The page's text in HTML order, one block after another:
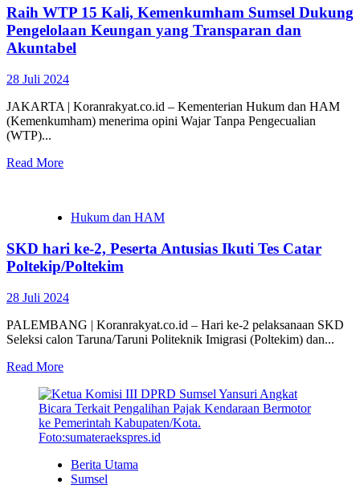
Raih WTP 15 Kali, Kemenkumham Sumsel Dukung
Pengelolaan Keungan yang Transparan dan
Akuntabel
28 Juli 2024
JAKARTA | Koranrakyat.co.id – Kementerian Hukum dan HAM
(Kemenkumham) menerima opini Wajar Tanpa Pengecualian
(WTP)...
Read More
Hukum dan HAM
SKD hari ke-2, Peserta Antusias Ikuti Tes Catar
Poltekip/Poltekim
28 Juli 2024
PALEMBANG | Koranrakyat.co.id – Hari ke-2 pelaksanaan SKD
Seleksi calon Taruna/Taruni Politeknik Imigrasi (Poltekim) dan...
Read More
Berita Utama
Sumsel